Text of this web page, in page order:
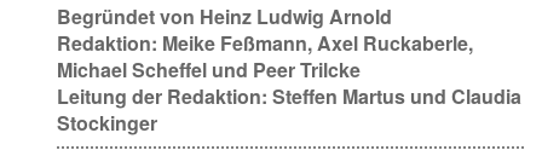
Begründet von Heinz Ludwig Arnold
Redaktion: Meike Feßmann,Axel Ruckaberle,
Michael Scheffel und Peer Trilcke
Leitung der Redaktion: Steffen Martus und Claudia
Stockinger